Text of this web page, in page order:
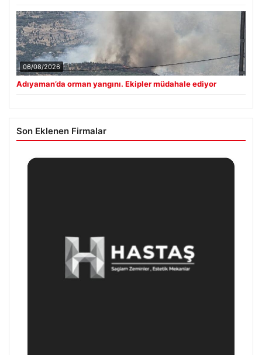
06/08/2026
Adıyaman’da orman yangını. Ekipler müdahale ediyor
Son Eklenen Firmalar